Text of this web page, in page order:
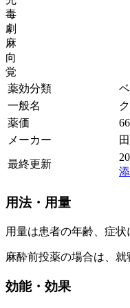
毒
劇
麻
向
覚
薬効分類
一般名
薬価
メーカー
最終更新
用法・用量
用量は患者の年齢、症
麻酔前投薬の場合は、
効能・効果